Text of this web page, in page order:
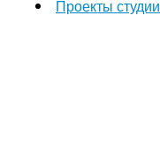
Проекты студии